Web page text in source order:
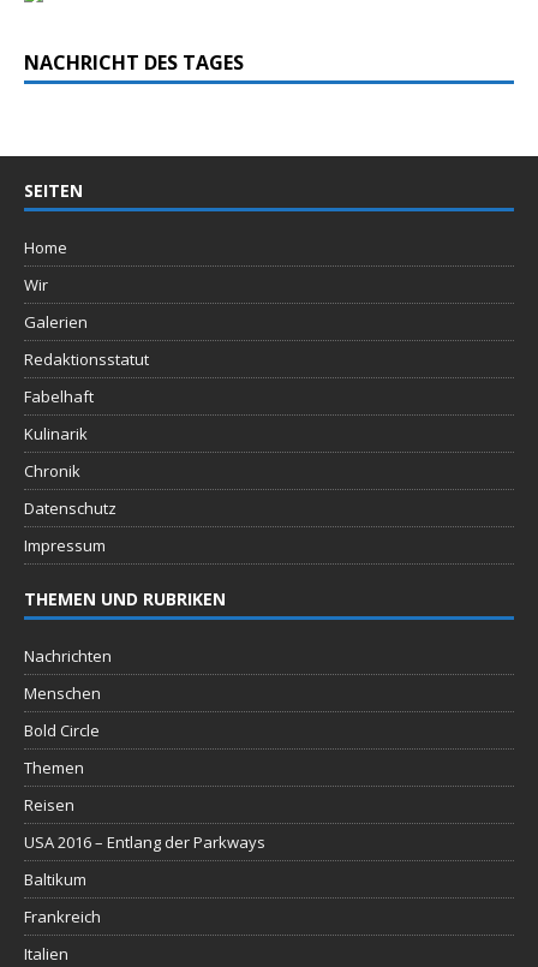
NACHRICHT DES TAGES
SEITEN
Home
Wir
Galerien
Redaktionsstatut
Fabelhaft
Kulinarik
Chronik
Datenschutz
Impressum
THEMEN UND RUBRIKEN
Nachrichten
Menschen
Bold Circle
Themen
Reisen
USA 2016 – Entlang der Parkways
Baltikum
Frankreich
Italien